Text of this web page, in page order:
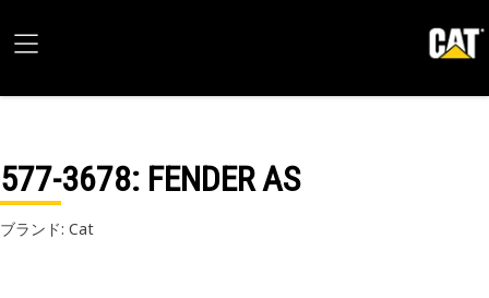
577-3678: FENDER AS
ブランド: Cat